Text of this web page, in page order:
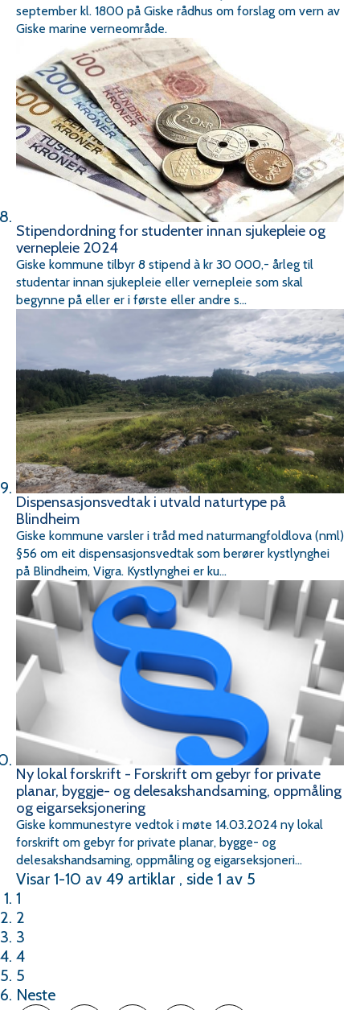
september kl. 1800 på Giske rådhus om forslag om vern av
Giske marine verneområde.
Stipendordning for studenter innan sjukepleie og
vernepleie 2024
Giske kommune tilbyr 8 stipend à kr 30 000,- årleg til
studentar innan sjukepleie eller vernepleie som skal
begynne på eller er i første eller andre s...
Dispensasjonsvedtak i utvald naturtype på
Blindheim
Giske kommune varsler i tråd med naturmangfoldlova (nml)
§56 om eit dispensasjonsvedtak som berører kystlynghei
på Blindheim, Vigra. Kystlynghei er ku...
Ny lokal forskrift - Forskrift om gebyr for private
planar, byggje- og delesakshandsaming, oppmåling
og eigarseksjonering
Giske kommunestyre vedtok i møte 14.03.2024 ny lokal
forskrift om gebyr for private planar, bygge- og
delesakshandsaming, oppmåling og eigarseksjoneri...
Visar 1-10 av 49 artiklar , side 1 av 5
1
2
3
4
5
Neste